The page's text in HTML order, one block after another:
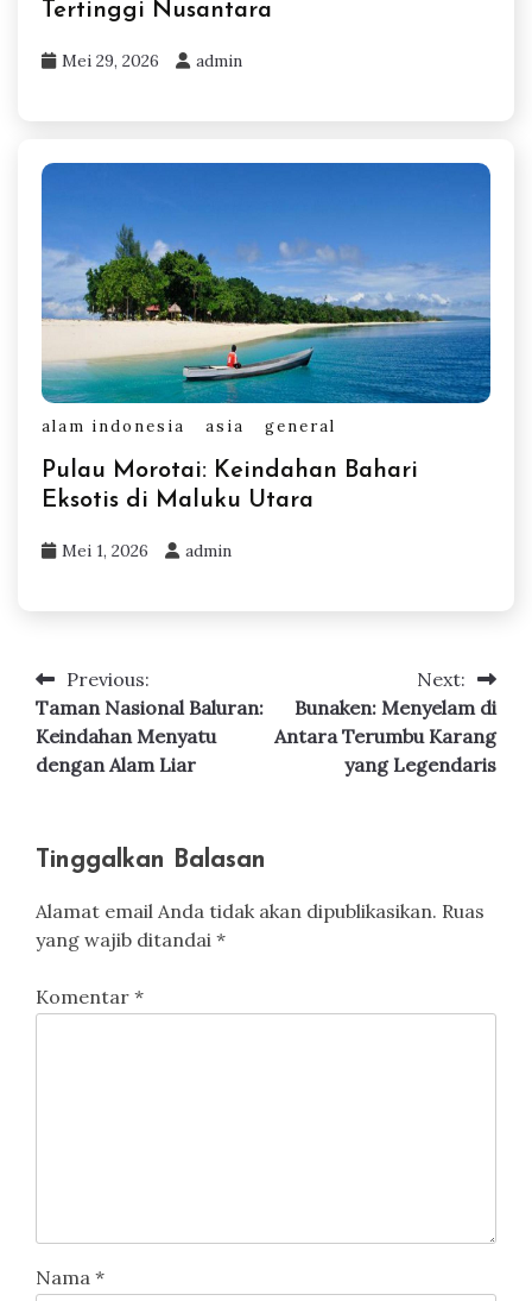
Tertinggi Nusantara
Mei 29, 2026 admin
alam indonesia asia general
Pulau Morotai: Keindahan Bahari
Eksotis di Maluku Utara
Mei 1, 2026 admin
Navigasi
pos
Previous:
Taman Nasional Baluran:
Keindahan Menyatu
dengan Alam Liar
Next:
Bunaken: Menyelam di
Antara Terumbu Karang
yang Legendaris
Tinggalkan Balasan
Alamat email Anda tidak akan dipublikasikan. Ruas
yang wajib ditandai *
Komentar *
Nama *